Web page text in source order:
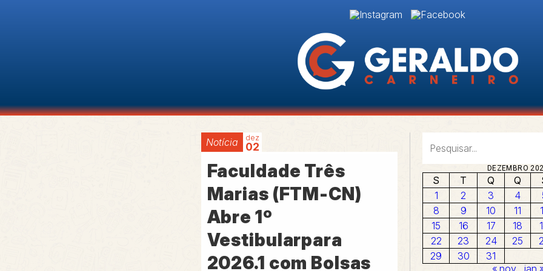
Notícia 02
dez
Faculdade Três
Marias (FTM-CN)
Abre 1º
Vestibularpara
2026.1 com Bolsas
DEZEMBRO
S T Q Q
1
2 3 4
8
9 10 11
15
16 17 18
22
23 24 25
29
30
31
« nov
jan